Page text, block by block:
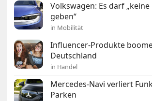
Volkswagen: Es darf
geben“
in Mobilität
Influencer-Produkte
Deutschland
in Handel
Mercedes-Navi verliert
Parken